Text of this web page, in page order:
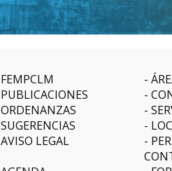
FEMPCLM
PUBLICACIONES
ORDENANZAS
SUGERENCIAS
AVISO LEGAL